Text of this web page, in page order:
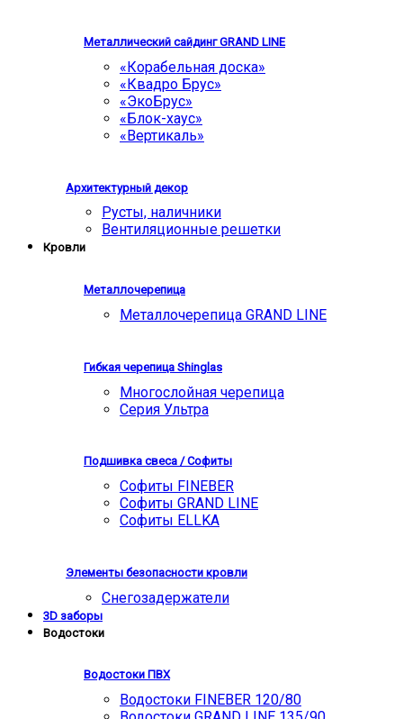
Металлический сайдинг GRAND LINE
«Корабельная доска»
«Квадро Брус»
«ЭкоБрус»
«Блок-хаус»
«Вертикаль»
Архитектурный декор
Русты, наличники
Вентиляционные решетки
Кровли
Металлочерепица
Металлочерепица GRAND LINE
Гибкая черепица Shinglas
Многослойная черепица
Серия Ультра
Подшивка свеса / Софиты
Софиты FINEBER
Софиты GRAND LINE
Софиты ELLKA
Элементы безопасности кровли
Снегозадержатели
3D заборы
Водостоки
Водостоки ПВХ
Водостоки FINEBER 120/80